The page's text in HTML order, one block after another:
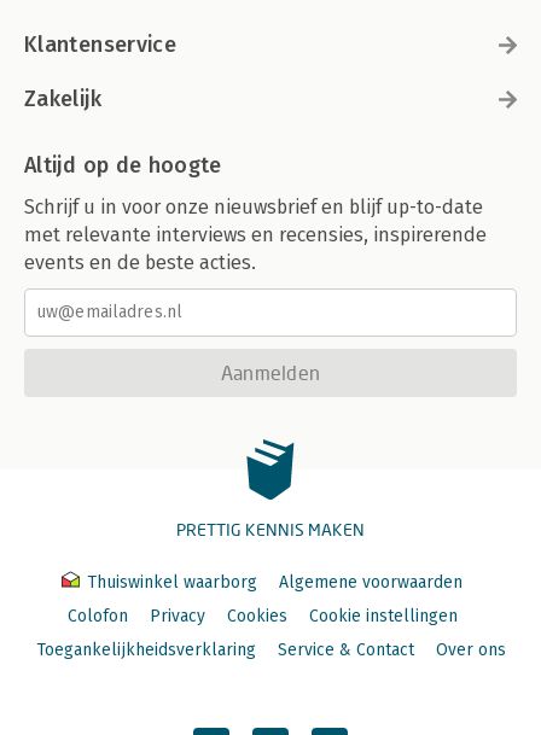
Klantenservice
Zakelijk
Altijd op de hoogte
Schrijf u in voor onze nieuwsbrief en blijf up-to-date
met relevante interviews en recensies, inspirerende
events en de beste acties.
Aanmelden
PRETTIG KENNIS MAKEN
Thuiswinkel waarborg
Algemene voorwaarden
Colofon
Privacy Cookies
Cookie instellingen
Toegankelijkheidsverklaring
Service & Contact Over ons